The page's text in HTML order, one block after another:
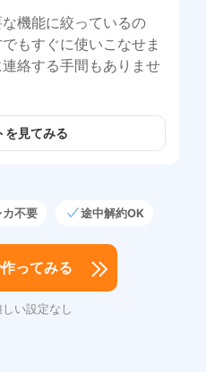
機能に絞っているの
もすぐに使いこなせま
絡する手間もありませ
を見てみる
カ不要 途中解約OK
ってみる
い設定なし